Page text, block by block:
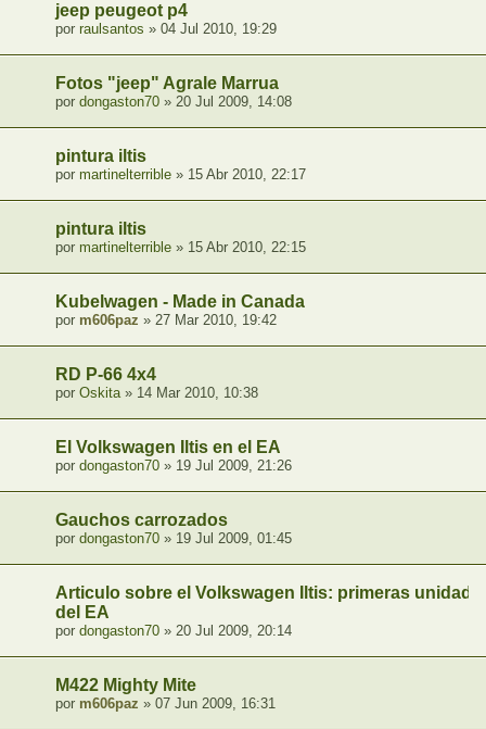
jeep peugeot p4
por raulsantos » 04 Jul 2010, 19:29
Fotos "jeep" Agrale Marrua
por dongaston70 » 20 Jul 2009, 14:08
pintura iltis
por martinelterrible » 15 Abr 2010, 22:17
pintura iltis
por martinelterrible » 15 Abr 2010, 22:15
Kubelwagen - Made in Canada
por m606paz » 27 Mar 2010, 19:42
RD P-66 4x4
por Oskita» 14 Mar 2010, 10:38
El Volkswagen Iltis en el EA
por dongaston70 » 19 Jul 2009, 21:26
Gauchos carrozados
por dongaston70 » 19 Jul 2009, 01:45
Articulo sobre el Volkswagen Iltis: primeras
del EA
por dongaston70 » 20 Jul 2009, 20:14
M422 Mighty Mite
por m606paz » 07 Jun 2009, 16:31